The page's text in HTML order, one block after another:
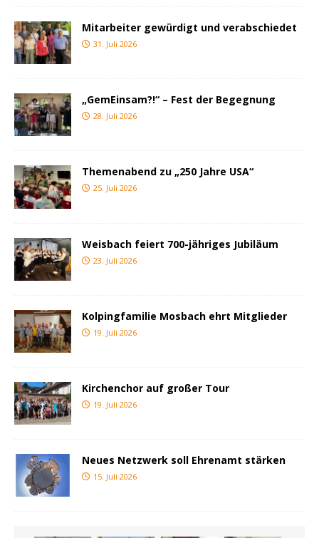
Mitarbeiter gewürdigt und verabschiedet
31. Juli 2026
„GemEinsam?!“ – Fest der Begegnung
28. Juli 2026
Themenabend zu „250 Jahre USA“
25. Juli 2026
Weisbach feiert 700-jähriges Jubiläum
23. Juli 2026
Kolpingfamilie Mosbach ehrt Mitglieder
19. Juli 2026
Kirchenchor auf großer Tour
19. Juli 2026
Neues Netzwerk soll Ehrenamt stärken
15. Juli 2026